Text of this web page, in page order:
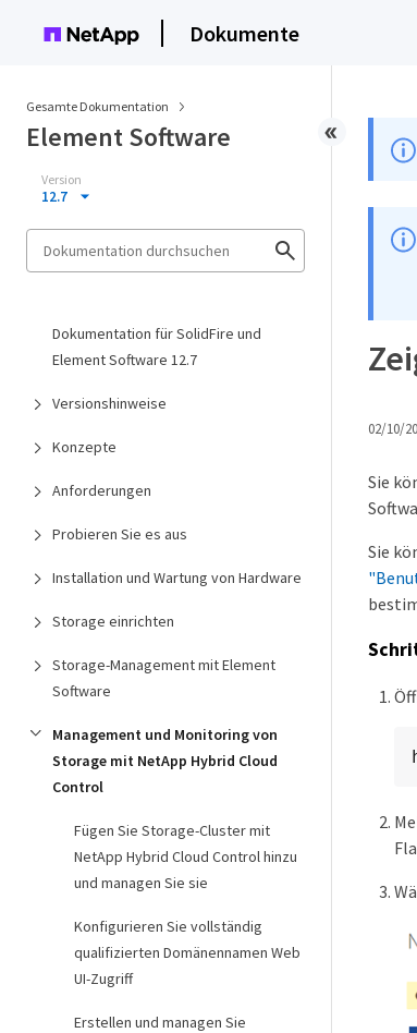
Dokumente
Gesamte Dokumentation
Element Software
Version
12.7
Dokumentation für SolidFire und
Element Software 12.7
Versionshinweise
Konzepte
Anforderungen
Probieren Sie es aus
Installation und Wartung von Hardware
Storage einrichten
Storage-Management mit Element
Software
Management und Monitoring von
Storage mit NetApp Hybrid Cloud
Control
Fügen Sie Storage-Cluster mit
NetApp Hybrid Cloud Control hinzu
und managen Sie sie
Konfigurieren Sie vollständig
qualifizierten Domänennamen Web
UI-Zugriff
Erstellen und managen Sie
02/10/
Sie
Sie